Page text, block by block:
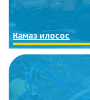
Камаз илосос